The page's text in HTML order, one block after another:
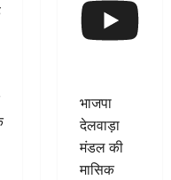
भाजपा
देलवाड़ा
मंडल की
मासिक